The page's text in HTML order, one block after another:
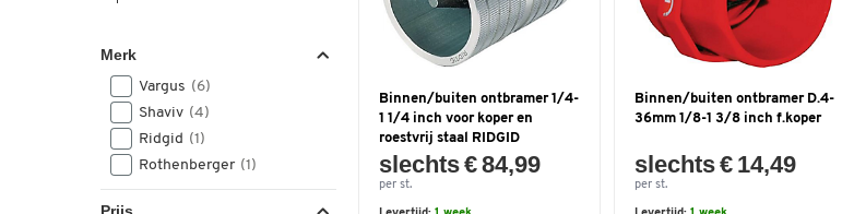
Merk
Vargus (6)
Shaviv (4)
Ridgid (1)
Rothenberger (1)
Binnen/buiten ontbramer 1/4-
1 1/4 inch voor koper en
roestvrij staal RIDGID
slechts € 84,99
per st.
Binnen/buiten ontbramer D.4-
36mm 1/8-1 3/8 inch f.koper
slechts € 14,49
per st.